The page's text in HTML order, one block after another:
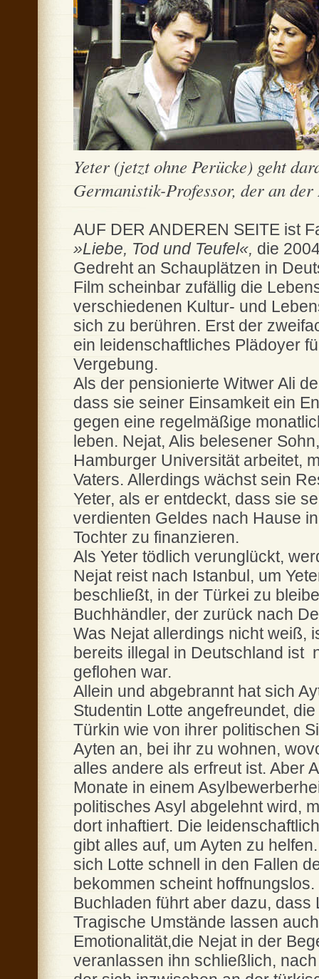
Yeter (jetzt ohne Perücke) geht
Germanistik-Professor, der an
AUF DER ANDEREN SEITE ist
»Liebe, Tod und Teufel«, die
Gedreht an Schauplätzen in
Film scheinbar zufällig die
verschiedenen Kultur- und
sich zu berühren. Erst der
ein leidenschaftliches Plädoyer
Vergebung.
Als der pensionierte Witwer Ali
dass sie seiner Einsamkeit ein
gegen eine regelmäßige
leben. Nejat, Alis belesener
Hamburger Universität arbeitet,
Vaters. Allerdings wächst sein
Yeter, als er entdeckt, dass sie
verdienten Geldes nach Hause
Tochter zu finanzieren.
Als Yeter tödlich verunglückt,
Nejat reist nach Istanbul, um
beschließt, in der Türkei zu
Buchhändler, der zurück nach
Was Nejat allerdings nicht weiß,
bereits illegal in Deutschland ist
geflohen war.
Allein und abgebrannt hat sich
Studentin Lotte angefreundet,
Türkin wie von ihrer politischen
Ayten an, bei ihr zu wohnen,
alles andere als erfreut ist. Aber
Monate in einem
politisches Asyl abgelehnt wird,
dort inhaftiert. Die
gibt alles auf, um Ayten zu
sich Lotte schnell in den Fallen
bekommen scheint
Buchladen führt aber dazu,
Tragische Umstände lassen
Emotionalität,die Nejat in der
veranlassen ihn schließlich,